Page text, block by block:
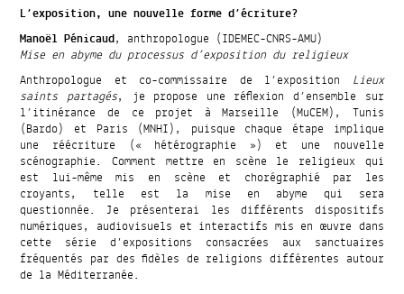
L’exposition, une nouvelle forme d’écriture?
Manoël Pénicaud, anthropologue (IDEMEC-CNRS-AMU)
Mise en abyme du processus d’exposition du religieux
Anthropologue et co-commissaire de l’exposition Lieux
saints partagés, je propose une réflexion d’ensemble sur
l’itinérance de ce projet à Marseille (MuCEM), Tunis
(Bardo) et Paris (MNHI), puisque chaque étape implique
une réécriture (« hétérographie ») et une nouvelle
scénographie. Comment mettre en scène le religieux qui
est lui-même mis en scène et chorégraphié par les
croyants, telle est la mise en abyme qui sera
questionnée. Je présenterai les différents dispositifs
numériques, audiovisuels et interactifs mis en œuvre dans
cette série d’expositions consacrées aux sanctuaires
fréquentés par des fidèles de religions différentes autour
de la Méditerranée.